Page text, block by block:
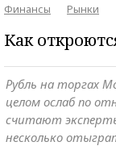
Финансы
Рынки
Как
Рубль на торгах
целом ослаб по
считают
несколько